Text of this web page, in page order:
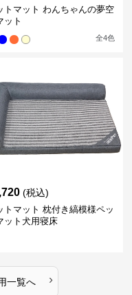
トマット わんちゃんの夢空
ット
全4色
(税込)
トマット 枕付き縞模様ペッ
ット犬用寝床
一覧へ ›